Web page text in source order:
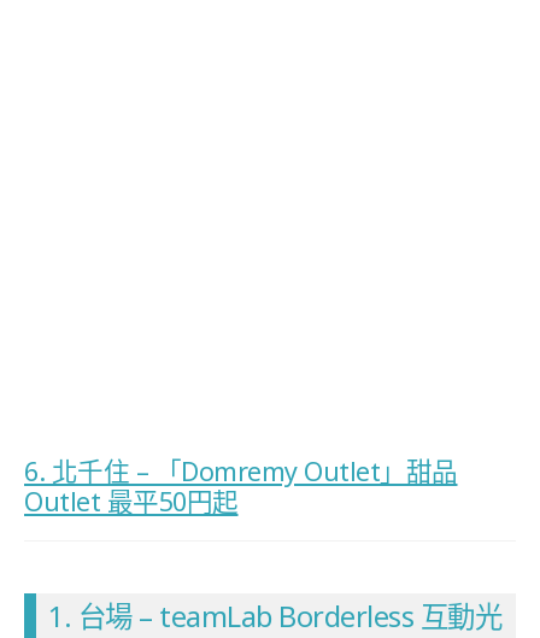
6. 北千住 – 「Domremy Outlet」甜品
Outlet 最平50円起
1. 台場 – teamLab Borderless 互動光